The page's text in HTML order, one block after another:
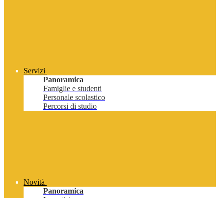
Servizi
Panoramica
Famiglie e studenti
Personale scolastico
Percorsi di studio
Novità
Panoramica